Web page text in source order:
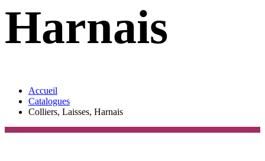
Harnais
Accueil
Catalogues
Colliers, Laisses, Harnais